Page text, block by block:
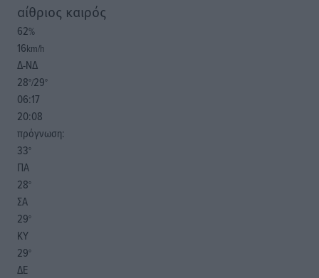
αίθριος καιρός
62%
16km/h
Δ-ΝΔ
28°/29°
06:17
20:08
πρόγνωση:
33°
ΠΑ
28°
ΣΑ
29°
ΚΥ
29°
ΔΕ